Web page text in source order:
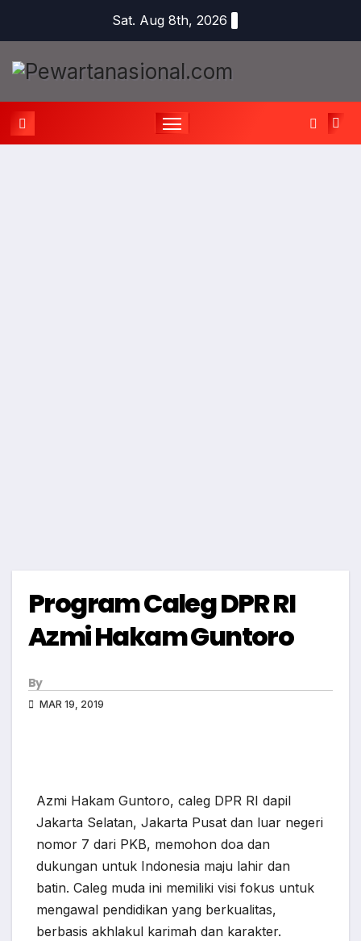
Sat. Aug 8th, 2026
Program Caleg DPR RI
Azmi Hakam Guntoro
By
MAR 19, 2019
Azmi Hakam Guntoro, caleg DPR RI dapil
Jakarta Selatan, Jakarta Pusat dan luar negeri
nomor 7 dari PKB, memohon doa dan
dukungan untuk Indonesia maju lahir dan
batin. Caleg muda ini memiliki visi fokus untuk
mengawal pendidikan yang berkualitas,
berbasis akhlakul karimah dan karakter.